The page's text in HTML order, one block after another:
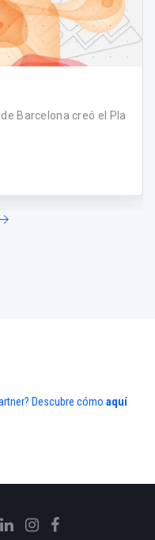
Barcelona creó el Pla
Descubre cómo aquí